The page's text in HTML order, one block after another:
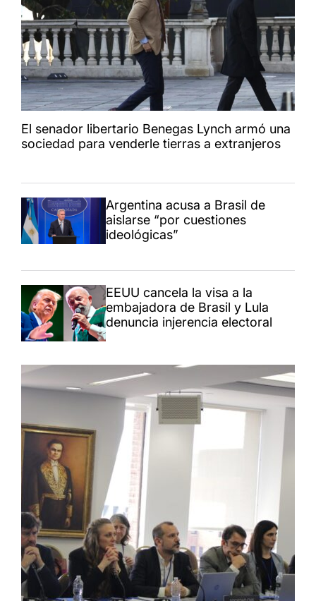
El senador libertario Benegas Lynch armó una
sociedad para venderle tierras a extranjeros
Argentina acusa a Brasil de
aislarse “por cuestiones
ideológicas”
EEUU cancela la visa a la
embajadora de Brasil y Lula
denuncia injerencia electoral